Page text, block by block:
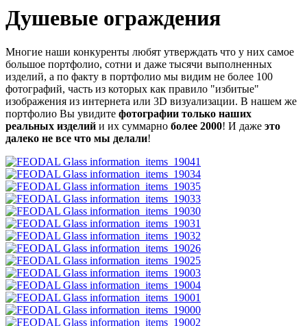
Душевые ограждения
Многие наши конкуренты любят утверждать что у них самое
большое портфолио, сотни и даже тысячи выполненных
изделий, а по факту в портфолио мы видим не более 100
фотографий, часть из которых как правило "избитые"
изображения из интернета или 3D визуализации. В нашем же
портфолио Вы увидите фотографии только наших
реальных изделий и их суммарно более 2000! И даже это
далеко не все что мы делали!